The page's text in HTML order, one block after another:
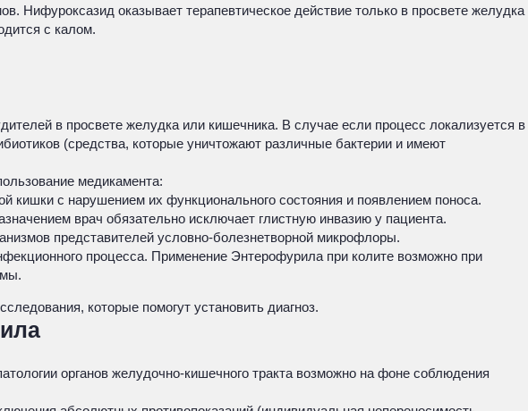
Нифуроксазид оказывает терапевтическое действие только в просвете желудка
с калом.
в просвете желудка или кишечника. В случае если процесс локализуется в
(средства, которые уничтожают различные бактерии и имеют
медикамента:
кишки с нарушением их функционального состояния и появлением поноса.
врач обязательно исключает глистную инвазию у пациента.
представителей условно-болезнетворной микрофлоры.
процесса. Применение Энтерофурила при колите возможно при
которые помогут установить диагноз.
органов желудочно-кишечного тракта возможно на фоне соблюдения